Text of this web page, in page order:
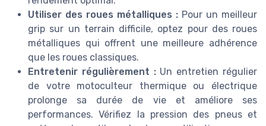
Utiliser des roues métalliques : Pour un meilleur
grip sur un terrain difficile, optez pour des roues
métalliques qui offrent une meilleure adhérence
que les roues classiques.
Entretenir régulièrement :Un entretien régulier
de votre motoculteur thermique ou électrique
prolonge sa durée de vie et améliore ses
performances. Vérifiez la pression des pneus et